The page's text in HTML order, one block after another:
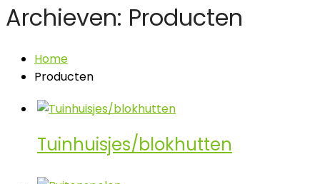
Archieven: Producten
Home
Producten
Tuinhuisjes/blokhutten